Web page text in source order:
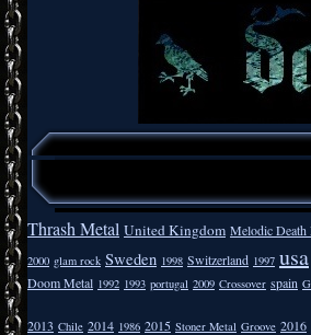
Thrash Metal United Kingdom Melodic Death
2000 glam rock Sweden 1998 Switzerland 1997 usa
Doom Metal 1992 1993 portugal 2009 Crossover spain
2013 Chile 2014 1986 2015 Stoner Metal Groove 2016